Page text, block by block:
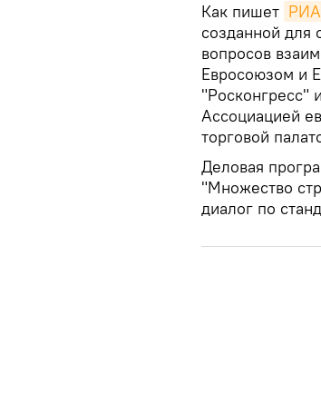
Как пишет
созданной для
вопросов
Евросоюзом и
"Росконгресс"
Ассоциацией
торговой
Деловая
"Множество
диалог по